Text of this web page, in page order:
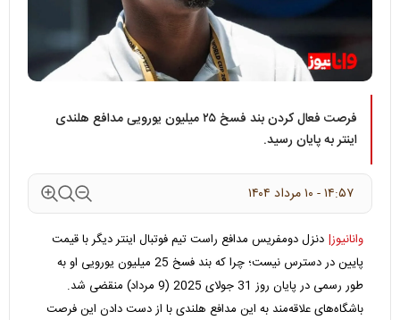
فرصت فعال کردن بند فسخ ۲۵ میلیون یورویی مدافع هلندی
اینتر به پایان رسید.
۱۴:۵۷ - ۱۰ مرداد ۱۴۰۴
وانانیوز| دنزل دومفریس مدافع راست تیم فوتبال اینتر دیگر با قیمت
پایین در دسترس نیست؛ چرا که بند فسخ 25 میلیون یورویی او به
طور رسمی در پایان روز 31 جولای 2025 (9 مرداد) منقضی شد.
باشگاه‌های علاقه‌مند به این مدافع هلندی با از دست دادن این فرصت